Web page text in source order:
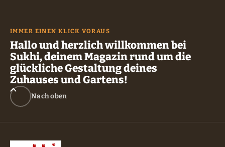
IMMER EINEN KLICK VORAUS
Hallo und herzlich willkommen bei
Sukhi, deinem Magazin rund um die
glückliche Gestaltung deines
Zuhauses und Gartens!
Nach oben